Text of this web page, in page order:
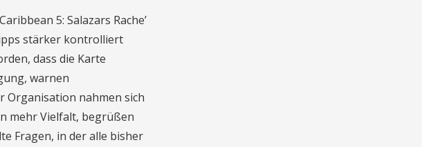
5: Salazars Rache’
stärker kontrolliert
dass die Karte
warnen
Organisation nahmen sich
mehr Vielfalt, begrüßen
Fragen, in der alle bisher